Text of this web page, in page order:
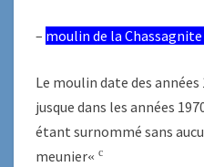
– moulin de la Chassagnite
Le moulin date des
jusque dans les années
étant surnommé sans
meunier« c